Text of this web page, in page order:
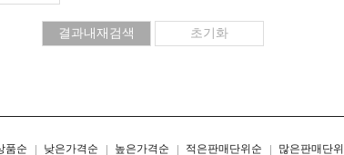
품순 낮은가격순 높은가격순 적은판매단위순 많은판매단
형
러리형